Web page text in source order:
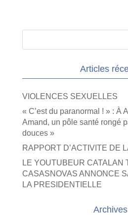
Articles
VIOLENCES SEXUELLES
« C’est du paranormal ! » : À
Amand, un pôle santé rongé
douces »
RAPPORT D’ACTIVITE DE
LE YOUTUBEUR CATALAN
CASASNOVAS ANNONCE
LA PRESIDENTIELLE
Archives